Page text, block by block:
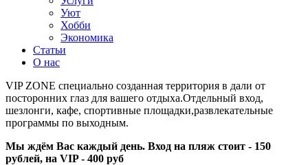
Уют
Хобби
Экономика
Статьи
О нас
VIP ZONE специально созданная территория в дали от
посторонних глаз для вашего отдыха.Отдельный вход,
шезлонги, кафе, спортивные площадки,развлекательные
программы по выходным.
Мы ждём Вас каждый день. Вход на пляж стоит - 150
рублей, на VIP - 400 руб